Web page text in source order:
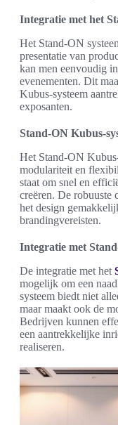
Integratie met het
Het Stand-ON
presentatie van
kan men eenvoudig
evenementen. Dit
Kubus-systeem
exposanten.
Stand-ON Kubus-
Het Stand-ON
modulariteit en
staat om snel en
creëren. De robuuste
het design
brandingvereisten.
Integratie met
De integratie met het
mogelijk om een
systeem biedt niet
maar maakt ook de
Bedrijven kunnen
een aantrekkelijke
realiseren.